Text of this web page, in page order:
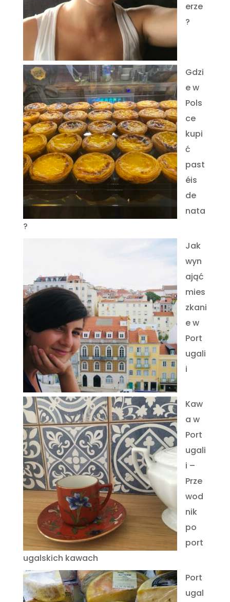
erze
?
Gdzi
e w
Pols
ce
kupi
ć
past
éis
de
nata
?
Jak
wyn
ająć
mies
zkani
e w
Port
ugali
i
Kaw
a w
Port
ugali
i –
Prze
wod
nik
po
port
ugalskich kawach
Port
ugal